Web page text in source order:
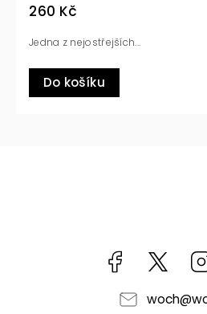
260 Kč
Do košíku
Jedna z nejostřejších...
Facebook
woch@